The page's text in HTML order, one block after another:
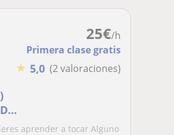
25€/h
Primera clase gratis
★ 5,0 (2 valoraciones)
aprender a tocar Alguno